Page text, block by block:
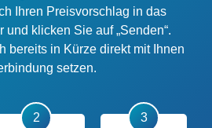
Ihren Preisvorschlag in das
und klicken Sie auf „Senden“.
bereits in Kürze direkt mit Ihnen
setzen.